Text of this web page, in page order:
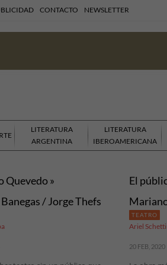
CONTACTO NEWSLETTER
LITERATURA
ARGENTINA
LITERATURA
IBEROAMERICANA
Quevedo »
/ Jorge Thefs
El
TEATRO
Ariel
20 FEB, 2020